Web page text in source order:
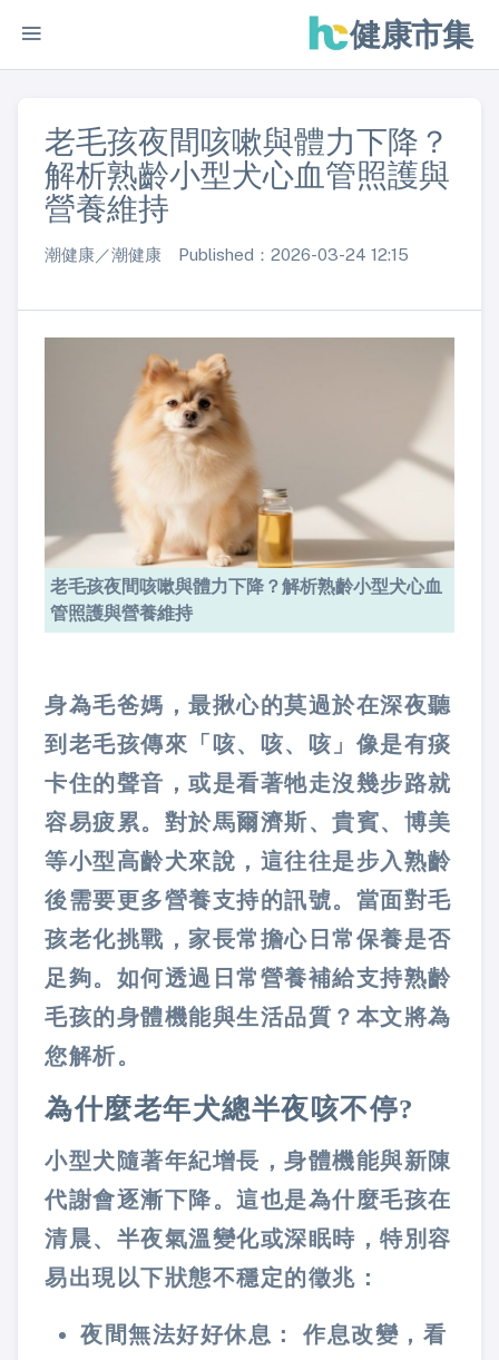
健康市集
老毛孩夜間咳嗽與體力下降？
解析熟齡小型犬心血管照護與
營養維持
潮健康／潮健康 Published：2026-03-24 12:15
老毛孩夜間咳嗽與體力下降？解析熟齡小型犬心血
管照護與營養維持
身為毛爸媽，最揪心的莫過於在深夜聽
到老毛孩傳來「咳、咳、咳」像是有痰
卡住的聲音，或是看著牠走沒幾步路就
容易疲累。對於馬爾濟斯、貴賓、博美
等小型高齡犬來說，這往往是步入熟齡
後需要更多營養支持的訊號。當面對毛
孩老化挑戰，家長常擔心日常保養是否
足夠。如何透過日常營養補給支持熟齡
毛孩的身體機能與生活品質？本文將為
您解析。
為什麼老年犬總半夜咳不停?
小型犬隨著年紀增長，身體機能與新陳
代謝會逐漸下降。這也是為什麼毛孩在
清晨、半夜氣溫變化或深眠時，特別容
易出現以下狀態不穩定的徵兆：
夜間無法好好休息：
作息改變，看